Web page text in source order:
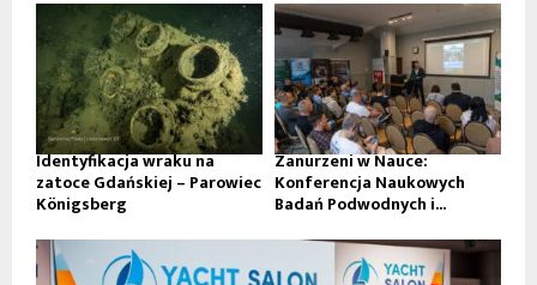
Identyfikacja wraku na
zatoce Gdańskiej – Parowiec
Königsberg
Zanurzeni w Nauce:
Konferencja Naukowych
Badań Podwodnych i...